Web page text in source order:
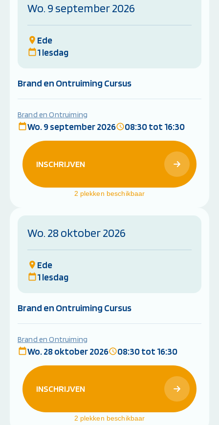
Wo. 9 september 2026
Ede
1 lesdag
Brand en Ontruiming Cursus
Brand en Ontruiming
Wo. 9 september 2026 08:30 tot 16:30
INSCHRIJVEN
2 plekken beschikbaar
Wo. 28 oktober 2026
Ede
1 lesdag
Brand en Ontruiming Cursus
Brand en Ontruiming
Wo. 28 oktober 2026 08:30 tot 16:30
INSCHRIJVEN
2 plekken beschikbaar